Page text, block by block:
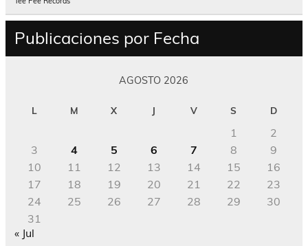
Publicaciones por Fecha
AGOSTO 2026
L M X J V S D
1
2
3
4 5 6 7 8
9
10
11 12 13 14 15
16
17
18 19 20 21 22
23
24
25 26 27 28 29
30
31
« Jul